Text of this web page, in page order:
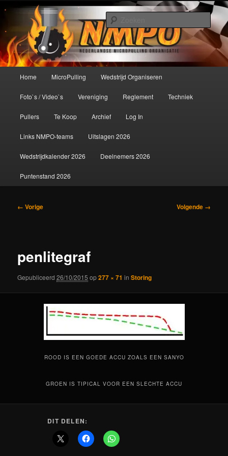
primaire
inhoudNederlandse MicroPulling
Organisatie
De meest krachtige modelbouwsport ter wereld!
Home MicroPulling Wedstrijd Organiseren
Foto`s / Video`s Vereniging Reglement Techniek
Pullers Te Koop Archief Log In
Links NMPO-teams Uitslagen 2026
Wedstrijdkalender 2026 Deelnemers 2026
Puntenstand 2026
Afbeeldingsnavigatie
← Vorige Volgende →
penlitegraf
Gepubliceerd26/10/2015 op277 × 71 inStoring
ROOD IS EEN GOEDE ACCU ZOALS EEN SANYO
GROEN IS TIPICAL VOOR EEN SLECHTE ACCU
DIT DELEN: